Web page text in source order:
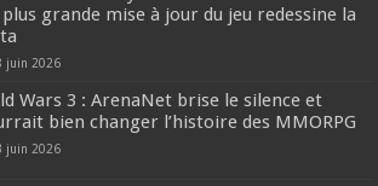
plus grande mise à jour du jeu redessine la
juin 2026
Wars 3 : ArenaNet brise le silence et
bien changer l’histoire des MMORPG
juin 2026